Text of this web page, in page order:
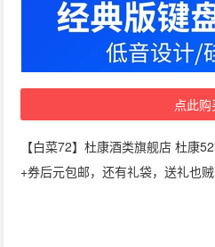
点此购
【白菜72】杜康酒类旗舰店 杜康
+券后元包邮，还有礼袋，送礼也